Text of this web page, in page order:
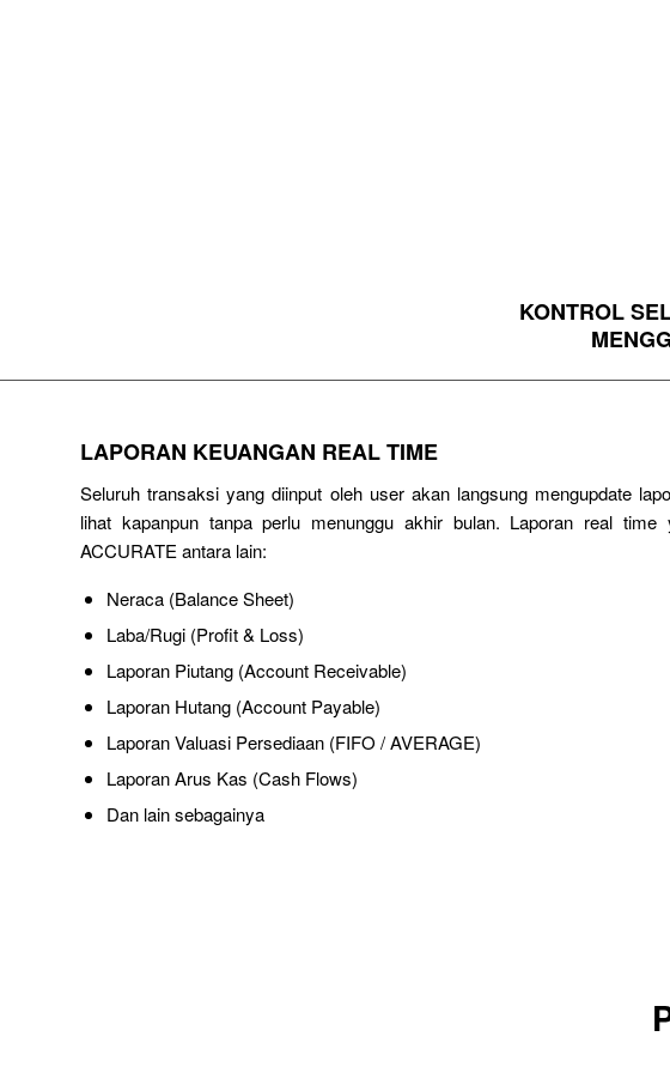
KONTROL
LAPORAN KEUANGAN REAL TIME
Seluruh transaksi yang diinput oleh user akan langsung mengupdate
lihat kapanpun tanpa perlu menunggu akhir bulan. Laporan real time
ACCURATE antara lain:
Neraca (Balance Sheet)
Laba/Rugi (Profit & Loss)
Laporan Piutang (Account Receivable)
Laporan Hutang (Account Payable)
Laporan Valuasi Persediaan (FIFO / AVERAGE)
Laporan Arus Kas (Cash Flows)
Dan lain sebagainya